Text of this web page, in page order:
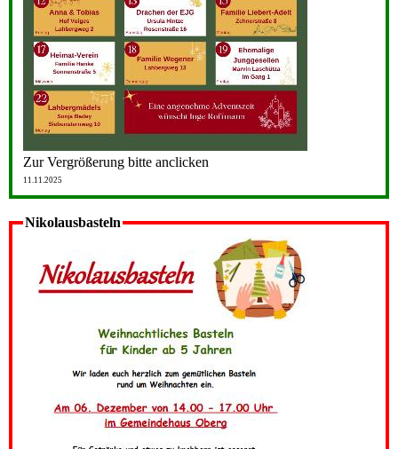
Zur Vergrößerung bitte anclicken
11.11.2025
Nikolausbasteln